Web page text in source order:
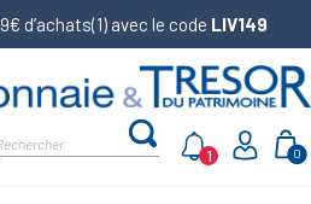
d’achats(1) avec le code LIV149
0
1